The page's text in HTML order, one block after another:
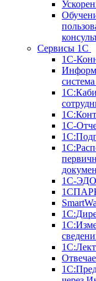
Сервисы 1С
1С-
1С-
1С-ЭДО